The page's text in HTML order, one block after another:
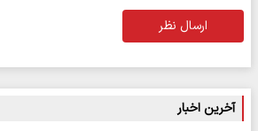
ارسال نظر
آخرین اخبار